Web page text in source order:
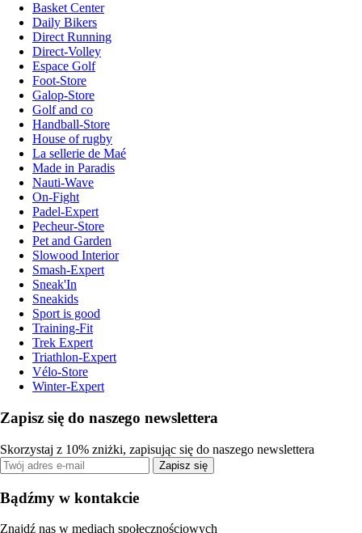
Basket Center
Daily Bikers
Direct Running
Direct-Volley
Espace Golf
Foot-Store
Galop-Store
Golf and co
Handball-Store
House of rugby
La sellerie de Maé
Made in Paradis
Nauti-Wave
On-Fight
Padel-Expert
Pecheur-Store
Pet and Garden
Slowood Interior
Smash-Expert
Sneak'In
Sneakids
Sport is good
Training-Fit
Trek Expert
Triathlon-Expert
Vélo-Store
Winter-Expert
Zapisz się do naszego newslettera
Skorzystaj z 10% zniżki, zapisując się do naszego newslettera
Zapisz się
Bądźmy w kontakcie
Znajdź nas w mediach społecznościowych